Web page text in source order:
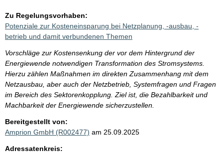
Zu Regelungsvorhaben:
Potenziale zur Kosteneinsparung bei Netzplanung, -ausbau, -
betrieb und damit verbundenen Themen
Vorschläge zur Kostensenkung der vor dem Hintergrund der
Energiewende notwendigen Transformation des Stromsystems.
Hierzu zählen Maßnahmen im direkten Zusammenhang mit dem
Netzausbau, aber auch der Netzbetrieb, Systemfragen und Fragen
im Bereich des Sektorenkopplung. Ziel ist, die Bezahlbarkeit und
Machbarkeit der Energiewende sicherzustellen.
Bereitgestellt von:
Amprion GmbH (R002477) am 25.09.2025
Adressatenkreis: